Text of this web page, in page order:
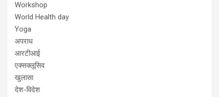
Workshop
World Health day
Yoga
अपराध
आरटीआई
एक्सक्लूसिव
खुलासा
देश-विदेश